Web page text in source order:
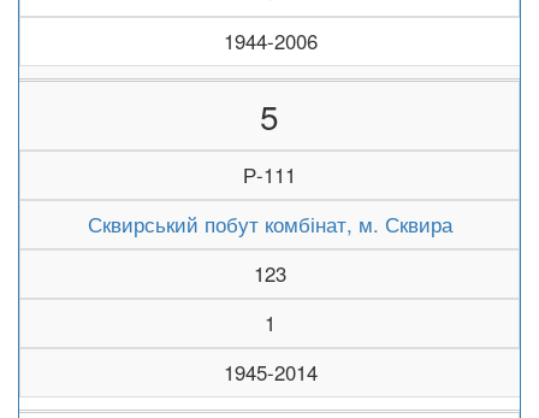
1944-2006
5
Р-111
Сквирський побут комбінат, м. Сквира
123
1
1945-2014